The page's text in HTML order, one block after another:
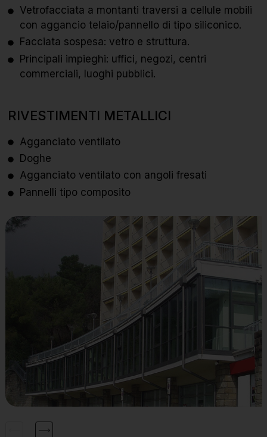
Vetrofacciata a montanti traversi a cellule mobili
con aggancio telaio/pannello di tipo siliconico.
Facciata sospesa: vetro e struttura.
Principali impieghi: uffici, negozi, centri
commerciali, luoghi pubblici.
RIVESTIMENTI METALLICI
Agganciato ventilato
Doghe
Agganciato ventilato con angoli fresati
Pannelli tipo composito